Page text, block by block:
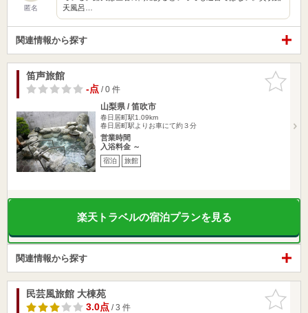
匿名
天風呂…
関連情報から探す
お気に入
りに追加
笛声旅館
-点/ 0 件
山梨県 / 笛吹市
春日居町駅1.09km
春日居町駅よりお車にて約３分
営業時間
入浴料金 ～
宿泊 旅館
楽天トラベルの宿泊プランを見る
関連情報から探す
お気に入
りに追加
民芸風旅館 大棟苑
3.0点/ 3 件